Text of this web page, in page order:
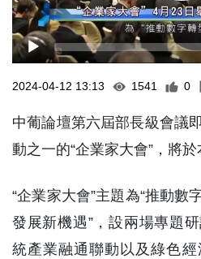
2024-04-12 13:13 1541 0
中葡論壇第六屆部長級會議
動之一的“企業家大會”，將於
“企業家大會”主題為“推動數
發展新機遇”，設兩場專題
統產業融通聯動以及綠色